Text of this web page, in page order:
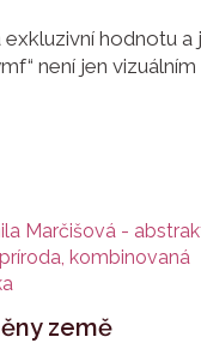
hodnotu
není jen
země